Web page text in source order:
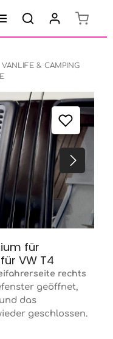
VANLIFE & CAMPING
für
VW T4
rechts
geöffnet,
das
geschlossen.